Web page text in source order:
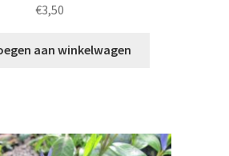
€3,50
aan winkelwagen